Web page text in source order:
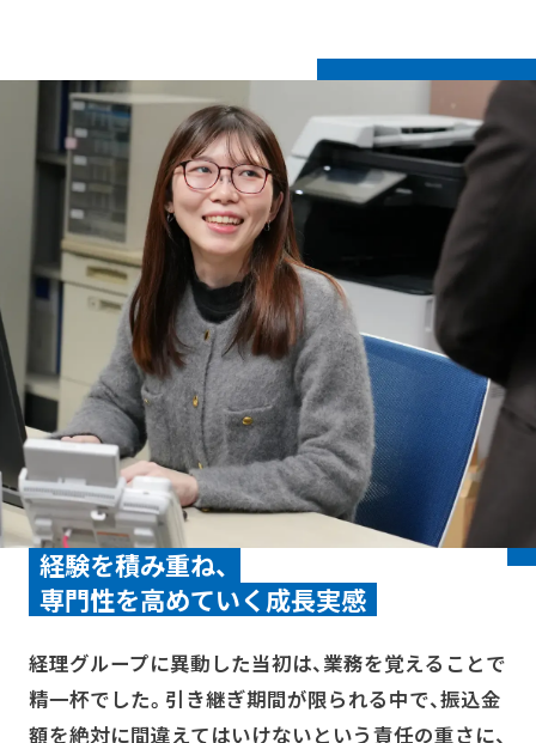
経験を積み重ね、
専門性を高めていく成長実感
経理グループに異動した当初は、業務を覚えることで
精一杯でした。引き継ぎ期間が限られる中で、振込金
額を絶対に間違えてはいけないという責任の重さに、